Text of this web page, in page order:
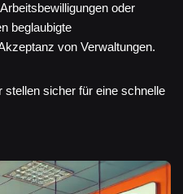
oder
beglaubigte
von Verwaltungen.
sicher für eine schnelle